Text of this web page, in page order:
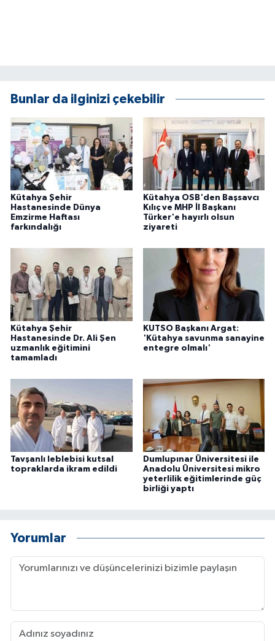
Bunlar da ilginizi çekebilir
Kütahya Şehir
Hastanesinde Dünya
Emzirme Haftası
farkındalığı
Kütahya OSB'den Başsavcı
Kılıç ve MHP İl Başkanı
Türker'e hayırlı olsun
ziyareti
Kütahya Şehir
Hastanesinde Dr. Ali Şen
uzmanlık eğitimini
tamamladı
KUTSO Başkanı Argat:
'Kütahya savunma sanayine
entegre olmalı'
Tavşanlı leblebisi kutsal
topraklarda ikram edildi
Dumlupınar Üniversitesi ile
Anadolu Üniversitesi mikro
yeterlilik eğitimlerinde güç
birliği yaptı
Yorumlar
ÜLKE GÜNDEMİ
YAŞAM
YEREL
Yerel Haberler